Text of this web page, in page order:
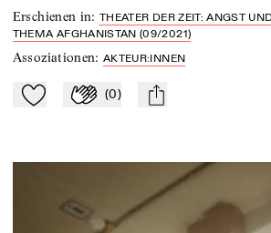
Erschienen in:THEATER DER ZEIT: ANGST
THEMA AFGHANISTAN (09/2021)
Assoziationen:AKTEUR:INNEN
Zu Mein-TdZ hinzufügen
Applaudieren
(0) mail